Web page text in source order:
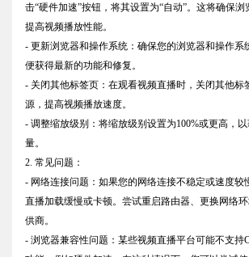
击“硬件加速”按钮，将其设置为“自动”。这将确保
提高视频播放性能。
- 更新浏览器和操作系统：确保您的浏览器和操作系
便获得最新的功能和修复。
- 关闭其他标签页：在观看视频直播时，关闭其他标
源，提高视频播放速度。
- 调整缩放级别：将缩放级别设置为100%或更高，
量。
2. 常见问题：
- 网络连接问题：如果您的网络连接不稳定或速度较
直播加载缓慢或卡顿。尝试重启路由器、更换网络
供商。
- 浏览器兼容性问题：某些视频直播平台可能不支持